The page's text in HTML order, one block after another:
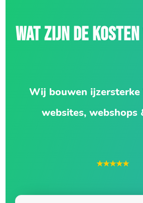
WAT ZIJN DE
Wij bouwen ijzersterke
websites, webshops
★★★★★